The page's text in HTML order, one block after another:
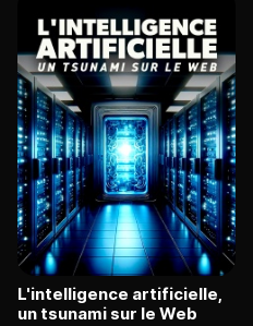
L'intelligence artificielle,
un tsunami sur le Web